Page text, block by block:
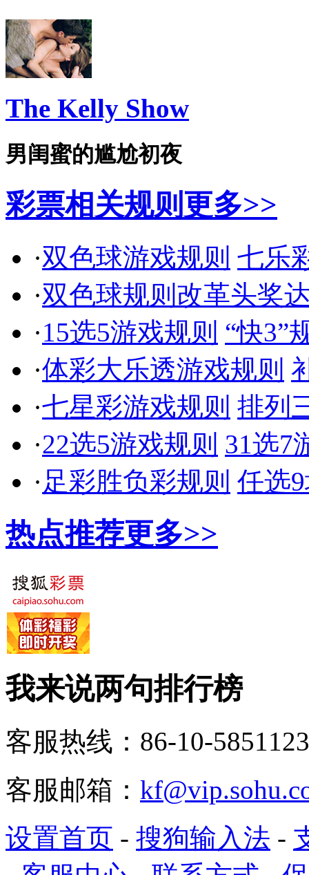
The Kelly Show
男闺蜜的尴尬初夜
彩票相关规则 更多>>
·双色球游戏规则 七乐
·双色球规则改革头奖
·15选5游戏规则 “快3”
·体彩大乐透游戏规则
·七星彩游戏规则 排列
·22选5游戏规则 31选7
·足彩胜负彩规则 任选
热点推荐更多>>
我来说两句排行榜
客服热线：86-10-
客服邮箱：
设置首页 - 搜狗输入法 -